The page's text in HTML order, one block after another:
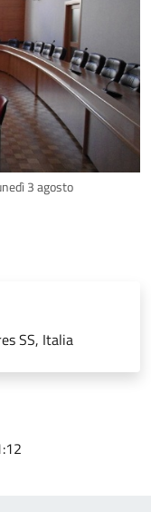
3 agosto
SS, Italia